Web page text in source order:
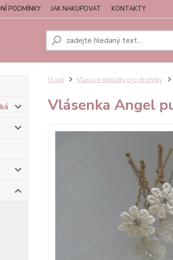
PODMÍNKY JAK NAKUPOVAT KONTAKTY
Úvod Vlasové doplňky pro družičky
Vlásenka Angel